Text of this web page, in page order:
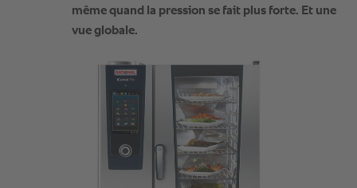
même quand la pression se fait plus forte. Et une
vue globale.